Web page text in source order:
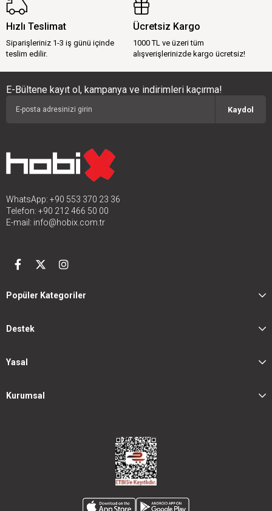
Hızlı Teslimat
Siparişleriniz 1-3 iş günü içinde
teslim edilir.
Ücretsiz Kargo
1000 TL ve üzeri tüm
alışverişlerinizde kargo ücretsiz!
E-Bültene kayıt ol, kampanya ve indirimleri kaçırma!
Kaydol
WhatsApp: +90 553 370 23 36
Telefon: +90 212 466 50 00
E-mail: info@hobix.com.tr
Popüler Kategoriler
Destek
Yasal
Kurumsal